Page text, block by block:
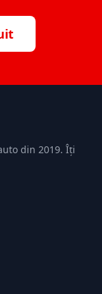
din 2019. Îți